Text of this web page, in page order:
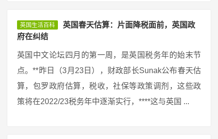
英国生活百科
英国春天估算：片面降税面前，英国政
府在纠结
英国中文论坛四月的第一周，是英国税务年的始末节
点。**昨日（3月23日），财政部长Sunak公布春天估
算，包罗政府估算，税收，社保等政策调剂，这些政
策将在2022/23税务年中逐渐实行，****这与英国 ...